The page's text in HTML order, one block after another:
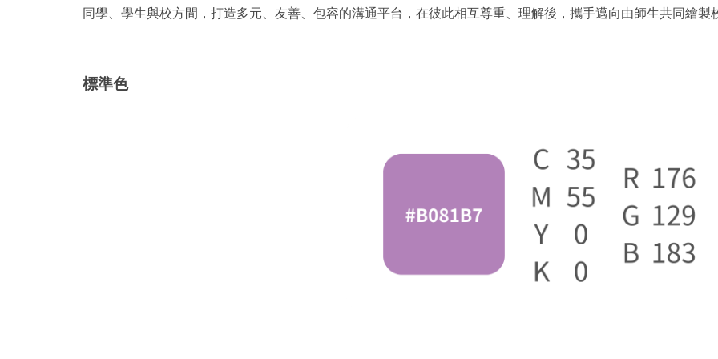
同學、學生與校方間，打造多元、友善、包容的溝通平台，在彼此相互尊重、理解後，攜手邁向由師生共同繪製
標準色